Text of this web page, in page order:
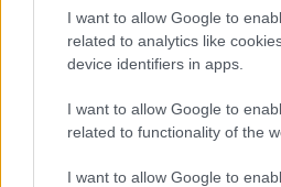
I want to allow Google to
related to analytics like
device identifiers in apps.
I want to allow Google to
related to functionality of the
I want to allow Google to
BEST OF